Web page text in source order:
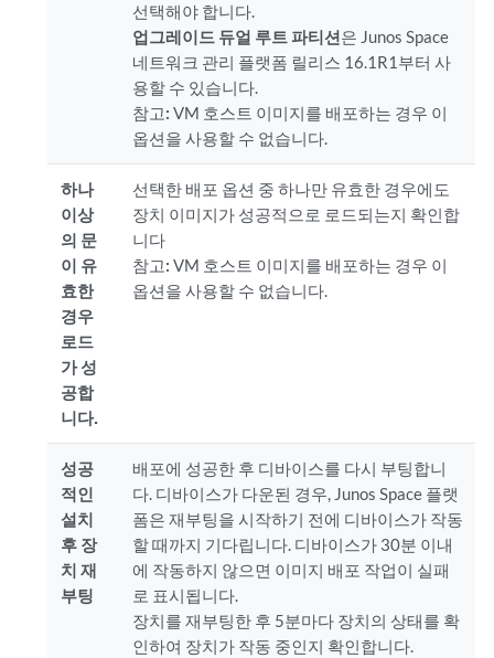
선택해야 합니다.
업그레이드 듀얼 루트 파티션은 Junos Space
네트워크 관리 플랫폼 릴리스 16.1R1부터 사
용할 수 있습니다.
참고: VM 호스트 이미지를 배포하는 경우 이
옵션을 사용할 수 없습니다.
하나
이상
의 문
이 유
효한
경우
로드
가 성
공합
니다.
선택한 배포 옵션 중 하나만 유효한 경우에도
장치 이미지가 성공적으로 로드되는지 확인합
니다
참고: VM 호스트 이미지를 배포하는 경우 이
옵션을 사용할 수 없습니다.
성공
적인
설치
후 장
치 재
부팅
배포에 성공한 후 디바이스를 다시 부팅합니
다. 디바이스가 다운된 경우, Junos Space 플랫
폼은 재부팅을 시작하기 전에 디바이스가 작동
할 때까지 기다립니다. 디바이스가 30분 이내
에 작동하지 않으면 이미지 배포 작업이 실패
로 표시됩니다.
장치를 재부팅한 후 5분마다 장치의 상태를 확
인하여 장치가 작동 중인지 확인합니다.